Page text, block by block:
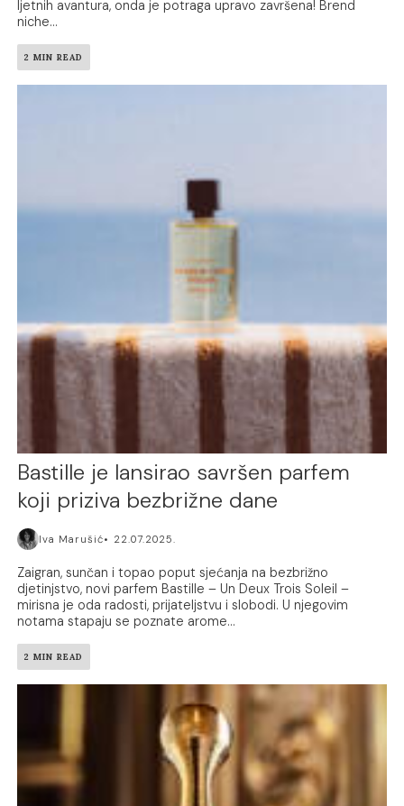
ljetnih avantura, onda je potraga upravo završena! Brend
niche...
2 MIN READ
Bastille je lansirao savršen parfem
koji priziva bezbrižne dane
Iva Marušić 22.07.2025.
Zaigran, sunčan i topao poput sjećanja na bezbrižno
djetinjstvo, novi parfem Bastille – Un Deux Trois Soleil –
mirisna je oda radosti, prijateljstvu i slobodi. U njegovim
notama stapaju se poznate arome...
2 MIN READ